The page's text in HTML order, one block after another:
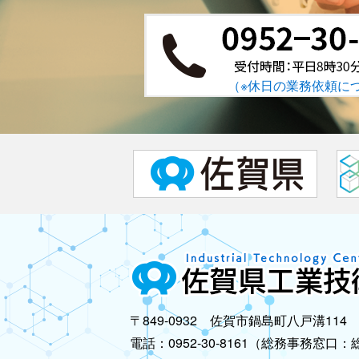
（※休日の業務依頼に
〒849-0932 佐賀市鍋島町八戸溝114
電話：0952-30-8161（総務事務窓口：